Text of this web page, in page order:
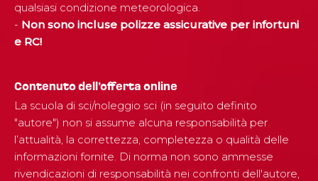
qualsiasi condizione meteorologica.
- Non sono incluse polizze assicurative per infortuni
e RC!
Contenuto dell’offerta online
La scuola di sci/noleggio sci (in seguito definito
"autore") non si assume alcuna responsabilità per
l’attualità, la correttezza, completezza o qualità delle
informazioni fornite. Di norma non sono ammesse
rivendicazioni di responsabilità nei confronti dell'autore,